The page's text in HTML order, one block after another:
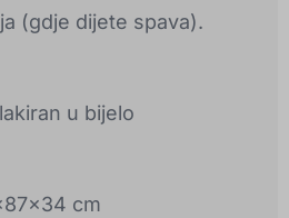
(gdje dijete spava).
u bijelo
cm